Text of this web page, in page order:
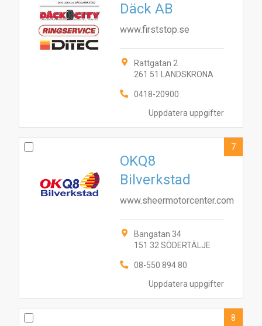
Uppdatera uppgifter
Däck AB
www.firststop.se
Rattgatan 2
261 51 LANDSKRONA
0418-20900
Uppdatera uppgifter
OKQ8
Bilverkstad
www.sheermotorcenter.com
Bangatan 34
151 32 SÖDERTÄLJE
08-550 894 80
7
8